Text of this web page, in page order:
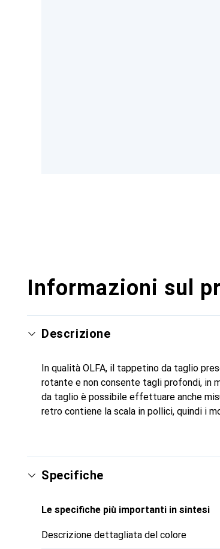
Informazioni sul
Descrizione
In qualità OLFA, il tappetino da taglio
rotante e non consente tagli profondi, in
da taglio è possibile effettuare anche
retro contiene la scala in pollici, quindi i
Specifiche
Le specifiche più importanti in sintesi
Descrizione dettagliata del colore